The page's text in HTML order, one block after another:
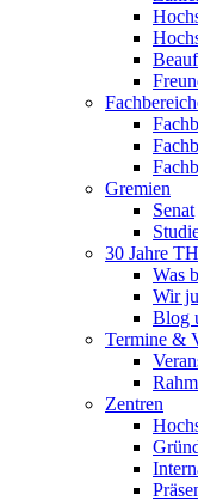
Gremien
Senat
30 Jahre
Was
Wir
Blog
Termine &
Zentren